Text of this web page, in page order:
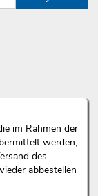
im Rahmen der
werden,
des
abbestellen